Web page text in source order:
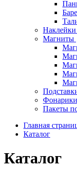
Наклейки
Магниты
Фонарики
Пакеты
Главная
Каталог
Каталог